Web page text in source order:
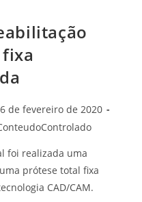
de fevereiro de 2020
foi realizada uma
prótese total fixa
CAD/CAM.